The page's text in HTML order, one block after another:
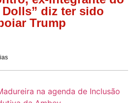
diz ter sido
Trump